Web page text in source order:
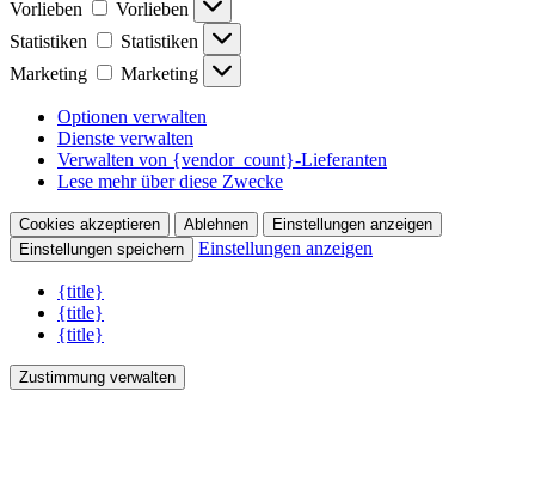
Vorlieben
Vorlieben
Statistiken
Statistiken
Marketing
Marketing
Optionen verwalten
Dienste verwalten
Verwalten von {vendor_count}-Lieferanten
Lese mehr über diese Zwecke
Cookies akzeptieren Ablehnen
Einstellungen anzeigen
Einstellungen speichern
Einstellungen anzeigen
{title}
{title}
{title}
Zustimmung verwalten